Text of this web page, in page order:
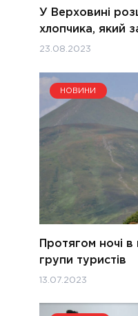
У Верховині
хлопчика, який
23.08.2023
НОВИНИ
Протягом ночі
групи туристів
13.07.2023